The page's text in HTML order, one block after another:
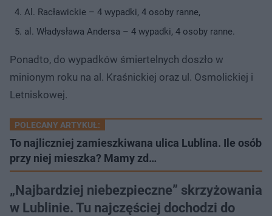
Al. Racławickie – 4 wypadki, 4 osoby ranne,
al. Władysława Andersa – 4 wypadki, 4 osoby ranne.
Ponadto, do wypadków śmiertelnych doszło w
minionym roku na al. Kraśnickiej oraz ul. Osmolickiej i
Letniskowej.
POLECANY ARTYKUŁ:
To najliczniej zamieszkiwana ulica Lublina. Ile osób
przy niej mieszka? Mamy zd…
„Najbardziej niebezpieczne” skrzyżowania
w Lublinie. Tu najczęściej dochodzi do